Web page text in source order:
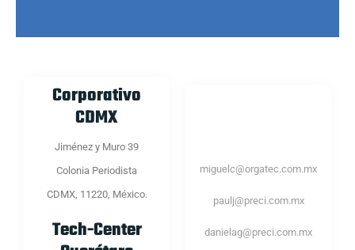
Corporativo
CDMX
Jiménez y Muro 39
Colonia Periodista
CDMX, 11220, México.
Tech-Center
miguelc@orgatec.com.mx
paulj@preci.com.mx
danielag@preci.com.mx